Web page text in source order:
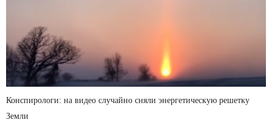
Конспирологи: на видео случайно сняли энергетическую решетку
Земли